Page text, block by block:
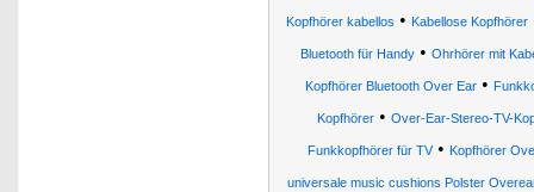
Kopfhörer kabellos • Kabellose Kopfhörer
Bluetooth für Handy • Ohrhörer mit
Kopfhörer Bluetooth Over Ear •
Kopfhörer • Over-Ear-Stereo-TV-
Funkkopfhörer für TV• Kopfhörer
universale music cushions Polster